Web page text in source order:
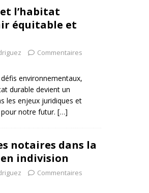
l’habitat
équitable et
Commentaires
environnementaux,
durable devient un
les enjeux juridiques et
notre futur. […]
notaires dans la
indivision
Commentaires